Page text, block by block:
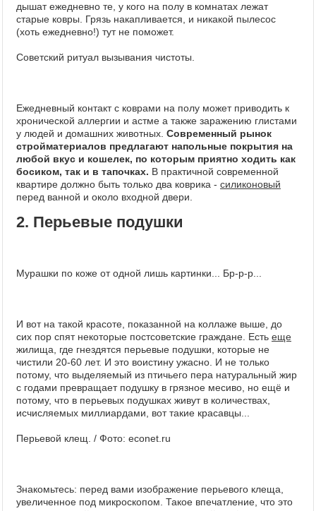
дышат ежедневно те, у кого на полу в комнатах лежат
старые ковры. Грязь накапливается, и никакой пылесос
(хоть ежедневно!) тут не поможет.
Советский ритуал вызывания чистоты.
Ежедневный контакт с коврами на полу может приводить к
хронической аллергии и астме а также заражению глистами
у людей и домашних животных. Современный рынок
стройматериалов предлагают напольные покрытия на
любой вкус и кошелек, по которым приятно ходить как
босиком, так и в тапочках. В практичной современной
квартире должно быть только два коврика - силиконовый
перед ванной и около входной двери.
2. Перьевые подушки
Мурашки по коже от одной лишь картинки... Бр-р-р...
И вот на такой красоте, показанной на коллаже выше, до
сих пор спят некоторые постсоветские граждане. Есть еще
жилища, где гнездятся перьевые подушки, которые не
чистили 20-60 лет. И это воистину ужасно. И не только
потому, что выделяемый из птичьего пера натуральный жир
с годами превращает подушку в грязное месиво, но ещё и
потому, что в перьевых подушках живут в количествах,
исчисляемых миллиардами, вот такие красавцы...
Перьевой клещ. / Фото: econet.ru
Знакомьтесь: перед вами изображение перьевого клеща,
увеличенное под микроскопом. Такое впечатление, что это